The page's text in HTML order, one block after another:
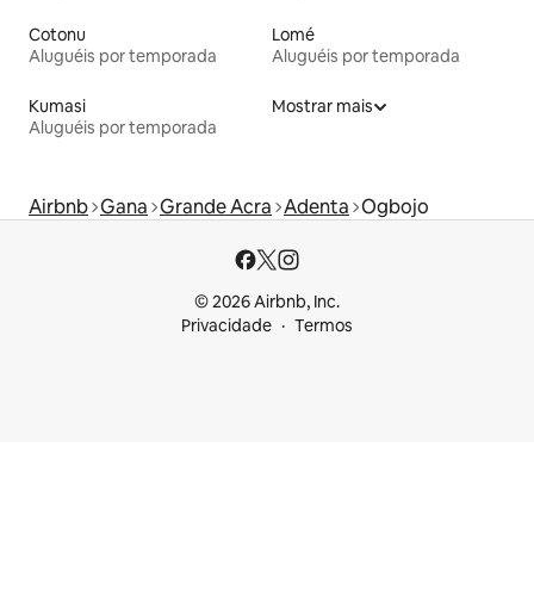
Cotonu
Aluguéis por temporada
Lomé
Aluguéis por temporada
Kumasi
Aluguéis por temporada
Mostrar mais
Airbnb Gana Grande Acra Adenta Ogbojo
© 2026 Airbnb, Inc.
Privacidade
Termos